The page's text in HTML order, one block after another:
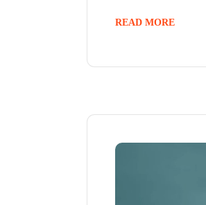
READ MORE